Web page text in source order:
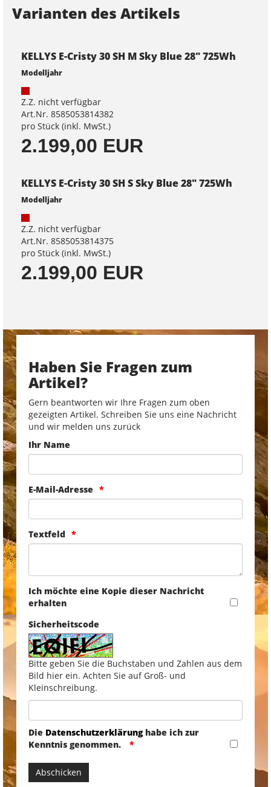
Varianten des Artikels
KELLYS E-Cristy 30 SH M Sky Blue 28" 725Wh
Modelljahr
Z.Z. nicht verfügbar
Art.Nr. 8585053814382
pro Stück (inkl. MwSt.)
2.199,00 EUR
KELLYS E-Cristy 30 SH S Sky Blue 28" 725Wh
Modelljahr
Z.Z. nicht verfügbar
Art.Nr. 8585053814375
pro Stück (inkl. MwSt.)
2.199,00 EUR
Haben Sie Fragen zum
Artikel?
Gern beantworten wir Ihre Fragen zum oben
gezeigten Artikel. Schreiben Sie uns eine Nachricht
und wir melden uns zurück
Ihr Name
E-Mail-Adresse
Textfeld
Ich möchte eine Kopie dieser Nachricht
erhalten
Sicherheitscode
Bitte geben Sie die Buchstaben und Zahlen aus dem
Bild hier ein. Achten Sie auf Groß- und
Kleinschreibung.
Die Datenschutzerklärunghabe ich zur
Kenntnis genommen.
Abschicken